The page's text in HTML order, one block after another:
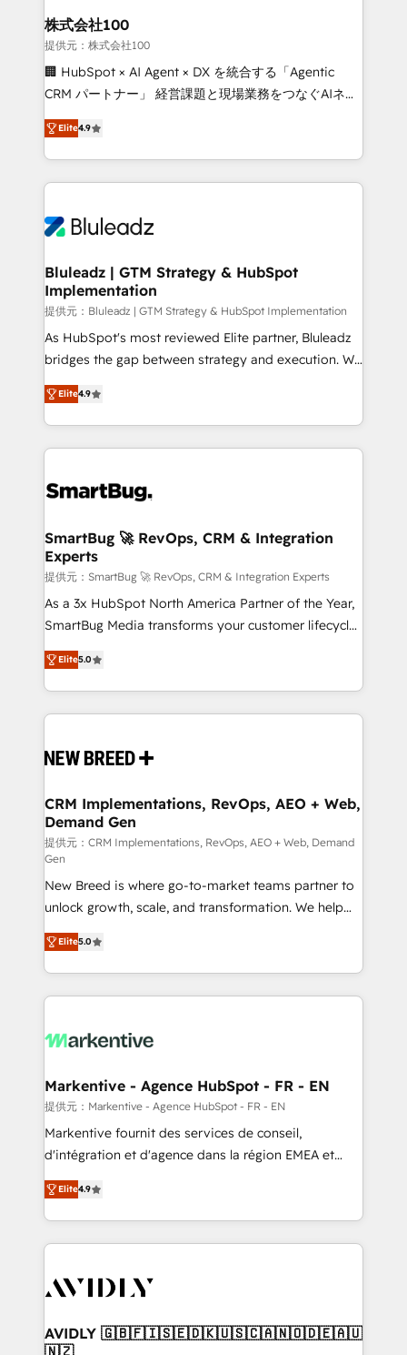
from week one, in your time zone. What we do ➤
Onboarding: Live in weeks, with workflows built
around your business, not a template. ➤ Migration:
Move from any legacy CRM. Zero downtime, full data
run your revenue process. Sales, marketing, and
service wired together. ➤ AI and Integrations: Layer
tune-ups, feature rollouts, adoption coaching. Buying
HubSpot, switching to it, or reviving a stale portal?
株式会社100
提供元：株式会社100
🏢 HubSpot × AI Agent × DX を統合する「Agentic
CRM パートナー」 経営課題と現場業務をつなぐAIネイ
ティブ・エージェンシーとして、HubSpot Eliteの実装
力で顧客フロント業務を再設計します。 💡 100inc は何
をする会社か？ HubSpotを共通基盤に、AIエージェン
トを組み込んだ顧客フロント業務（マーケティング・営
ィブ・エージェンシーです。事業部・グループ会社・部
を、CRMを軸とした全社共通基盤に再構築します。意
思決定者・PMO・現場担当者に並走します。 1️⃣
HubSpot導入・活用支援 顧客データの一元化から、
GTMの見える化・自動化まで。全Hub統合運用、デー
タ品質設計、グループ横断のCRM統合に対応します。
の一部をAIが自律実行する組織への移行を設計・実装。
Breeze・Claude等をHubSpotと連携させ、役割定義・
革を、構想から実装・定着までPMOとして主導。「設
の統合・浸透・変革管理を実行します。 ▸ CMS戦略設
計・構築：リード獲得・CVR・SEOを前提にした情報設
計・導線設計・テンプレート設計をContent Hubで一体
提供。 ▸ 既存CRM・MAからの移行支援：Salesforce・
Marketo・Pardot等からの移行、カスタム設計、履歴
Perplexity等のAI検索からの流入・引用を前提にコンテ
ンツとサイト構造を最適化。 🏆 なぜ100incを選ぶの
ISO9001:2015 取得 ✓ 400社以上の導入実績 ✓
HubSpot大百科 出版 CRM・AI活用に関するご相談、現
せください。
Elite4.9
Bluleadz | GTM Strategy & HubSpot
Implementation
提供元：Bluleadz | GTM Strategy & HubSpot Implementation
As HubSpot's most reviewed Elite partner, Bluleadz
bridges the gap between strategy and execution. We
don't just "set up tools" — we install the GTM
Operating System (GTM OS) to align your leadership
and engineer a portal that drives predictable
revenue velocity. 🚀 GTM Strategy & Alignment
stalling growth. Fix your ICP, Math, and Story to stop
Scalable Architecture: Zero-technical-debt setup
across all Hubs, validated by our 7 HubSpot
Accreditations. AI-Powered RevOps: Breeze AI,
custom AI agents, and high-integrity migrations for
total reporting clarity. Security & Compliance: SOC 2
security. 🏆 Why Bluleadz? GTM OS Partner | 16+
Years Experience | 1,000+ Five-Star Reviews
Elite4.9
SmartBug 🚀 RevOps, CRM & Integration
Experts
提供元：SmartBug 🚀 RevOps, CRM & Integration Experts
As a 3x HubSpot North America Partner of the Year,
SmartBug Media transforms your customer lifecycle
into a revenue engine. Our unified ecosystem
includes specialized divisions Globalia (AI &
Software) and Point Success Media (Paid Media),
making this the official home for all three brands. 🔄
and system integrations powered by Globalia’s
trainers to drive platform adoption. 📈 Revenue
Generation - Full-funnel marketing and high-
performance advertising via Point Success Media. -
Expert deployment of Breeze AI and custom agents
to automate growth. 🏆 Elite Excellence - 8 platform
accreditations and deep HIPAA-compliance
expertise. - A team of 250+ experts dedicated to
your resilient growth.
Elite5.0
CRM Implementations, RevOps, AEO + Web,
Demand Gen
提供元：CRM Implementations, RevOps, AEO + Web, Demand
Gen
New Breed is where go-to-market teams partner to
unlock growth, scale, and transformation. We help
companies activate HubSpot’s AI-powered
customer platform and operationalize HubSpot’s
Loop Marketing framework through expert-led
services, smart agents, and purpose-built apps,
results, fast. ⚙️CRM & RevOps: Align all Hubs to your
🎯Demand Gen & ABM: Drive pipeline with inbound,
ABM, AEO, SEO, & paid media. 👩‍💻Web Design:
Build high-performing websites with UX, messaging,
& conversion strategy that drive results. 🤖AI
AI, & maximize AEO with tailored AI services. 🧩
Integrations: Extend HubSpot with custom
Elite5.0
Markentive - Agence HubSpot - FR - EN
提供元：Markentive - Agence HubSpot - FR - EN
Markentive fournit des services de conseil,
d'intégration et d'agence dans la région EMEA et
North America. Avec plus de 115 experts en
marketing automation, Growth, Revops, CRM et
webdesign. Markentive is both a consulting firm, a
digital agency and an integrator. With over 115
CRM and webdesign (We focus on EMEA - USA
Elite4.9
AVIDLY 🇬🇧🇫🇮🇸🇪🇩🇰🇺🇸🇨🇦🇳🇴🇩🇪🇦🇺
🇳🇿